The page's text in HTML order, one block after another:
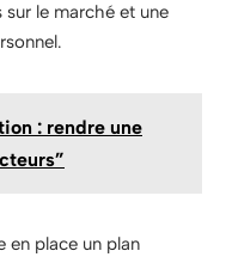
le marché et une
: rendre une
en place un plan